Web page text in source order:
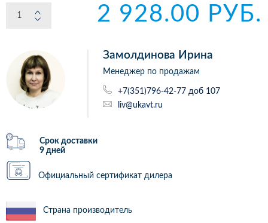
2 928.00 РУБ.
Замолдинова Ирина
Менеджер по продажам
+7(351)796-42-77 доб 107
liv@ukavt.ru
Срок доставки
9 дней
Официальный сертификат дилера
Страна производитель